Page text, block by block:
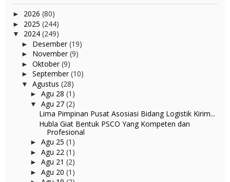
► 2026 (80)
► 2025 (244)
▼ 2024 (249)
► Desember(19)
► November(9)
► Oktober(9)
► September(10)
▼ Agustus (28)
► Agu 28 (1)
▼ Agu 27 (2)
Lima Pimpinan Pusat Asosiasi Bidang Logistik Kirim...
Hubla Giat Bentuk PSCO Yang Kompeten dan
Profesional
► Agu 25 (1)
► Agu 22 (1)
► Agu 21 (2)
► Agu 20 (1)